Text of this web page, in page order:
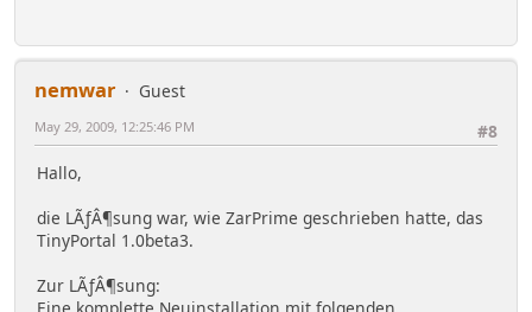
nemwar
Guest
#8
May 29, 2009, 12:25:46 PM
Hallo,
die LÃƒÂ¶sung war, wie ZarPrime geschrieben hatte, das
TinyPortal 1.0beta3.
Zur LÃƒÂ¶sung: